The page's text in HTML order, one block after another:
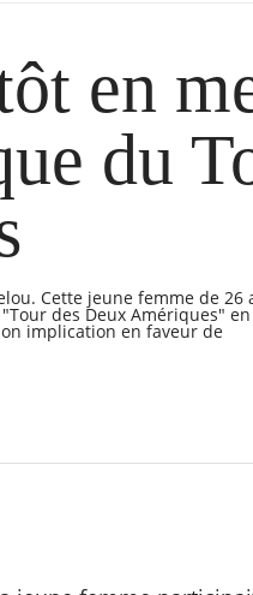
en
du
Cette jeune femme de 26
des Deux Amériques"
implication en faveur de